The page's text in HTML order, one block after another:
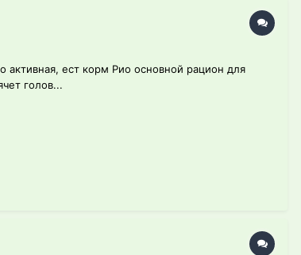
активная, ест корм Рио основной рацион для
голов...